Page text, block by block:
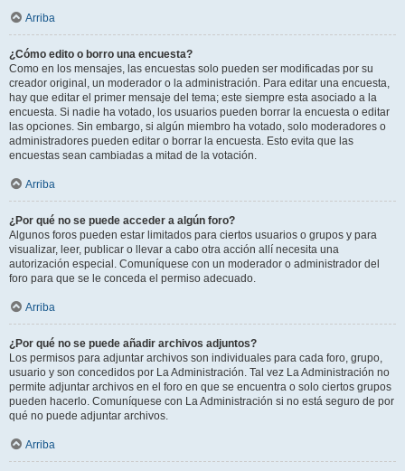
Arriba
¿Cómo edito o borro una encuesta?
Como en los mensajes, las encuestas solo pueden ser modificadas por su
creador original, un moderador o la administración. Para editar una encuesta,
hay que editar el primer mensaje del tema; este siempre esta asociado a la
encuesta. Si nadie ha votado, los usuarios pueden borrar la encuesta o editar
las opciones. Sin embargo, si algún miembro ha votado, solo moderadores o
administradores pueden editar o borrar la encuesta. Esto evita que las
encuestas sean cambiadas a mitad de la votación.
Arriba
¿Por qué no se puede acceder a algún foro?
Algunos foros pueden estar limitados para ciertos usuarios o grupos y para
visualizar, leer, publicar o llevar a cabo otra acción allí necesita una
autorización especial. Comuníquese con un moderador o administrador del
foro para que se le conceda el permiso adecuado.
Arriba
¿Por qué no se puede añadir archivos adjuntos?
Los permisos para adjuntar archivos son individuales para cada foro, grupo,
usuario y son concedidos por La Administración. Tal vez La Administración no
permite adjuntar archivos en el foro en que se encuentra o solo ciertos grupos
pueden hacerlo. Comuníquese con La Administración si no está seguro de por
qué no puede adjuntar archivos.
Arriba